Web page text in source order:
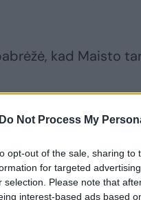
Do Not Process My
opt-out of the sale, sharing
for targeted
selection. Please note that
interest-based ads based
kad Maisto